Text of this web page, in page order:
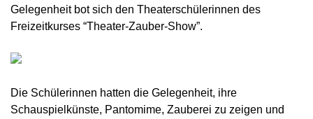
Gelegenheit bot sich den Theaterschülerinnen des
Freizeitkurses “Theater-Zauber-Show”.
Die Schülerinnen hatten die Gelegenheit, ihre
Schauspielkünste, Pantomime, Zauberei zu zeigen und